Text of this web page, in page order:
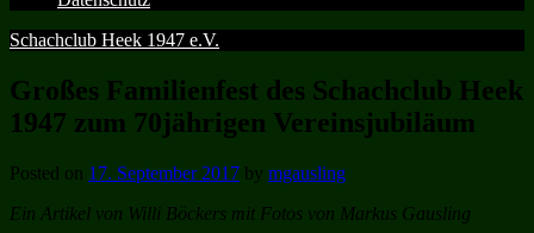
Schachclub Heek 1947 e.V.
Großes Familienfest des Schachclub Heek
1947 zum 70jährigen Vereinsjubiläum
Posted on 17. September 2017 by mgausling
Ein Artikel von Willi Böckers mit Fotos von Markus Gausling